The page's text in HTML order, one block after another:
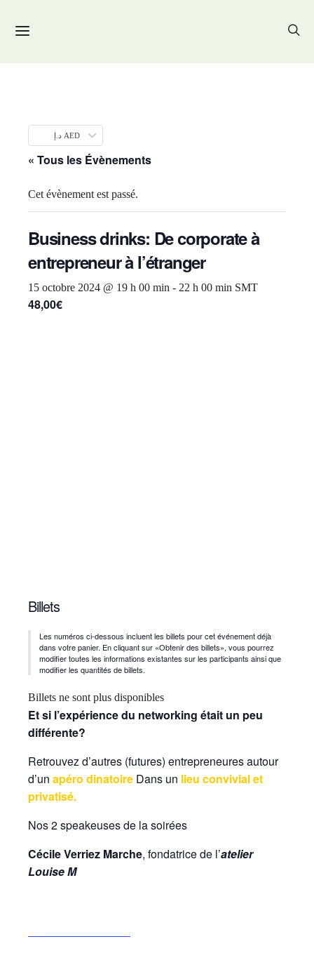
د.إ AED
« Tous les Évènements
Cet évènement est passé.
Business drinks: De corporate à
entrepreneur à l’étranger
15 octobre 2024 @ 19 h 00 min - 22 h 00 min SMT
48,00€
Billets
Les numéros ci-dessous incluent les billets pour cet événement déjà
dans votre panier. En cliquant sur «Obtenir des billets», vous pourrez
modifier toutes les informations existantes sur les participants ainsi que
modifier les quantités de billets.
Billets ne sont plus disponibles
Et si l’expérience du networking était un peu
différente?
Retrouvez d’autres (futures) entrepreneures autour
d’un apéro dinatoire Dans un lieu convivial et
privatisé.
Nos 2 speakeuses de la soirées
Cécile Verriez Marche, fondatrice de l’atelier
Louise M